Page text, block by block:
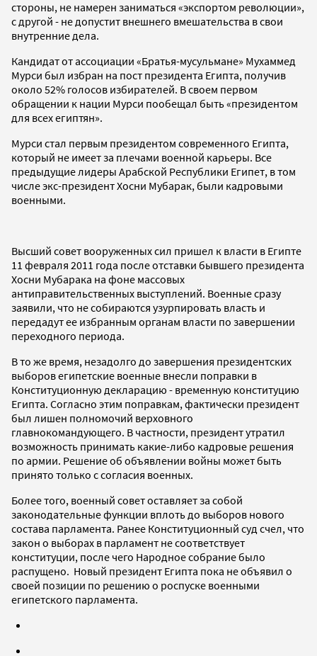
стороны, не намерен заниматься «экспортом революции»,
с другой - не допустит внешнего вмешательства в свои
внутренние дела.
Кандидат от ассоциации «Братья-мусульмане» Мухаммед
Мурси был избран на пост президента Египта, получив
около 52% голосов избирателей. В своем первом
обращении к нации Мурси пообещал быть «президентом
для всех египтян».
Мурси стал первым президентом современного Египта,
который не имеет за плечами военной карьеры. Все
предыдущие лидеры Арабской Республики Египет, в том
числе экс-президент Хосни Мубарак, были кадровыми
военными.
Высший совет вооруженных сил пришел к власти в Египте
11 февраля 2011 года после отставки бывшего президента
Хосни Мубарака на фоне массовых
антиправительственных выступлений. Военные сразу
заявили, что не собираются узурпировать власть и
передадут ее избранным органам власти по завершении
переходного периода.
В то же время, незадолго до завершения президентских
выборов египетские военные внесли поправки в
Конституционную декларацию - временную конституцию
Египта. Согласно этим поправкам, фактически президент
был лишен полномочий верховного
главнокомандующего. В частности, президент утратил
возможность принимать какие-либо кадровые решения
по армии. Решение об объявлении войны может быть
принято только с согласия военных.
Более того, военный совет оставляет за собой
законодательные функции вплоть до выборов нового
состава парламента. Ранее Конституционный суд счел, что
закон о выборах в парламент не соответствует
конституции, после чего Народное собрание было
распущено. Новый президент Египта пока не объявил о
своей позиции по решению о роспуске военными
египетского парламента.